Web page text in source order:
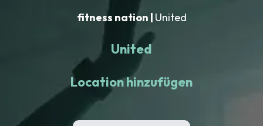
fitness nation | United
United
Location hinzufügen